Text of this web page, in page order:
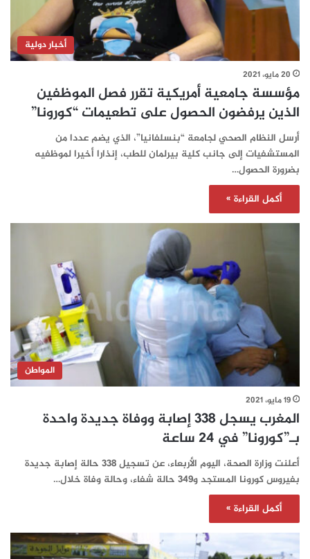
أخبار دولية
20 مايو، 2021
مؤسسة جامعية أمريكية تقرر فصل الموظفين
الذين يرفضون الحصول على تطعيمات “كورونا”
أرسل النظام الصحي لجامعة “بنسلفانيا”، الذي يضم عددا من
المستشفيات إلى جانب كلية بيرلمان للطب، إنذارا أخيرا لموظفيه
بضرورة الحصول…
أكمل القراءة »
المواطن
19 مايو، 2021
المغرب يسجل 338 إصابة ووفاة جديدة واحدة
بـ”كورونا” في 24 ساعة‎‎‎‎‎‎‎‎‎
أعلنت وزارة الصحة، اليوم الأربعاء، عن تسجيل 338 حالة إصابة جديدة
بفيروس كورونا المستجد و349 حالة شفاء، وحالة وفاة خلال…
أكمل القراءة »